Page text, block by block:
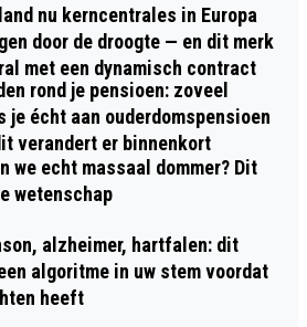
nu kerncentrales in Europa
door de droogte — en dit merk
met een dynamisch contract
rond je pensioen: zoveel
je écht aan ouderdomspensioen
verandert er binnenkort
we echt massaal dommer? Dit
wetenschap
alzheimer, hartfalen: dit
algoritme in uw stem voordat
heeft